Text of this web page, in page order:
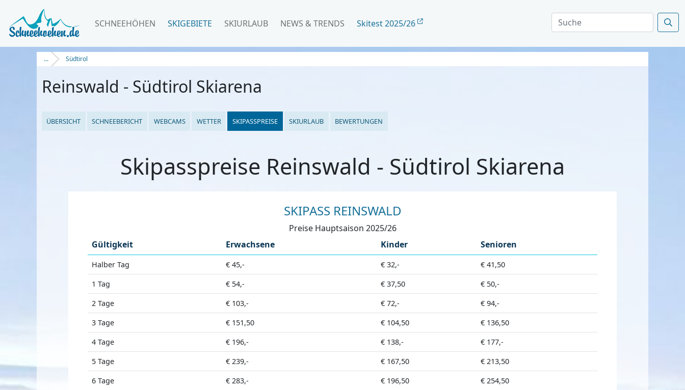
SCHNEEHÖHEN SKIGEBIETE SKIURLAUB NEWS & TRENDS Skitest 2025/26
... Südtirol
Reinswald - Südtirol Skiarena
ÜBERSICHT SCHNEEBERICHT WEBCAMS WETTER SKIPASSPREISE SKIURLAUB BEWERTUNGEN
Skipasspreise Reinswald - Südtirol Skiarena
SKIPASS REINSWALD
Preise Hauptsaison 2025/26
Gültigkeit
Erwachsene Kinder Senioren
Halber Tag € 45,- € 32,-
€ 41,50
1 Tag
€ 54,- € 37,50
€ 50,-
2 Tage
€ 103,- € 72,-
€ 94,-
3 Tage
€ 151,50 € 104,50
€ 136,50
4 Tage
€ 196,- € 138,-
€ 177,-
5 Tage
€ 239,- € 167,50
€ 213,50
6 Tage
€ 283,- € 196,50
€ 254,50